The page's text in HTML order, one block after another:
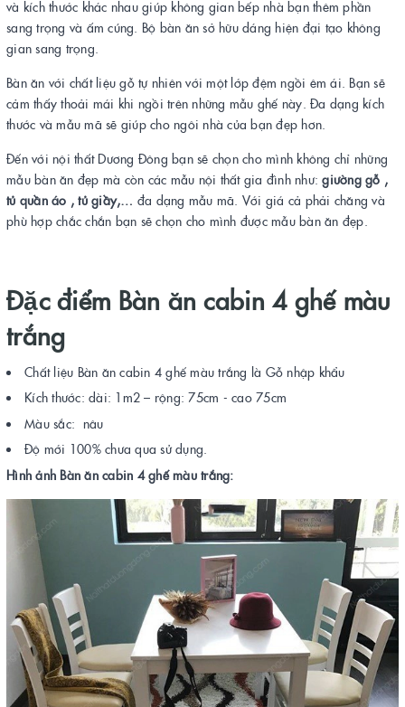
và kích thước khác nhau giúp không gian bếp nhà bạn thêm phần
sang trọng và ấm cúng. Bộ bàn ăn sở hữu dáng hiện đại tạo không
gian sang trọng.
Bàn ăn với chất liệu gỗ tự nhiên với một lớp đệm ngồi êm ái. Bạn sẽ
cảm thấy thoải mái khi ngồi trên những mẫu ghế này. Đa dạng kích
thước và mẫu mã sẽ giúp cho ngôi nhà của bạn đẹp hơn.
Đến với nội thất Dương Đông bạn sẽ chọn cho mình không chỉ những
mẫu bàn ăn đẹp mà còn các mẫu nội thất gia đình như: giường gỗ ,
tủ quần áo , tủ giầy,… đa dạng mẫu mã. Với giá cả phải chăng và
phù hợp chắc chắn bạn sẽ chọn cho mình được mẫu bàn ăn đẹp.
Đặc điểm Bàn ăn cabin 4 ghế màu
trắng
Chất liệu Bàn ăn cabin 4 ghế màu trắng là Gỗ nhập khẩu
Kích thước: dài: 1m2 – rộng: 75cm - cao 75cm
Màu sắc: nâu
Độ mới 100% chưa qua sử dụng.
Hình ảnh Bàn ăn cabin 4 ghế màu trắng: